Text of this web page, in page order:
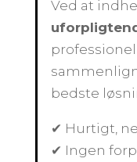
Ved at
bedste
✔ Hurtigt,
✔ Ingen